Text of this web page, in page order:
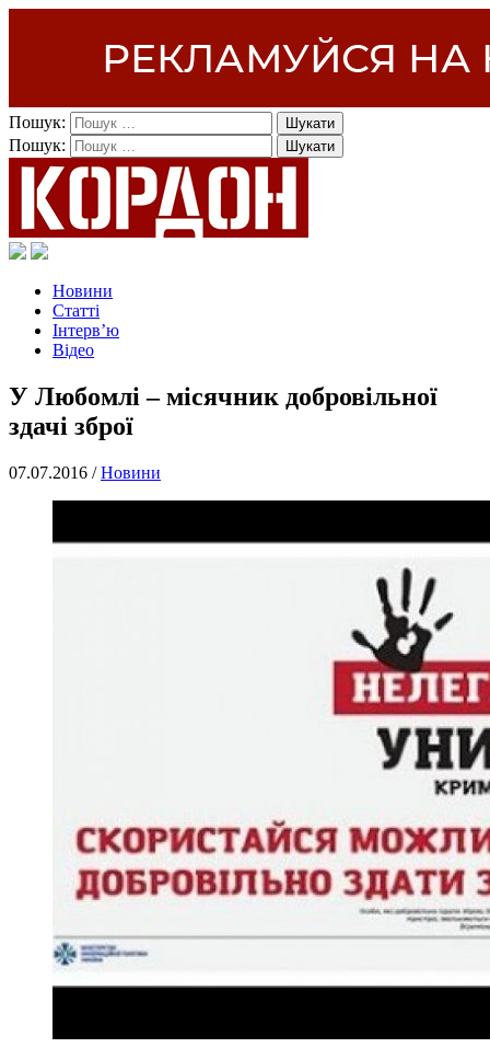
Пошук:
Пошук:
Новини
Статті
Інтерв’ю
Відео
У Любомлі – місячник добровільної
здачі зброї
07.07.2016 /Новини